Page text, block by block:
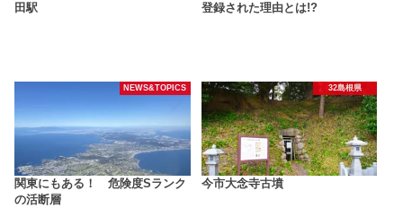
田駅
登録された理由とは!?
NEWS&TOPICS
関東にもある！ 危険度Sランク
の活断層
32島根県
今市大念寺古墳